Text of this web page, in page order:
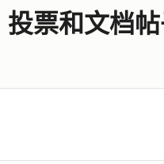
票和文档